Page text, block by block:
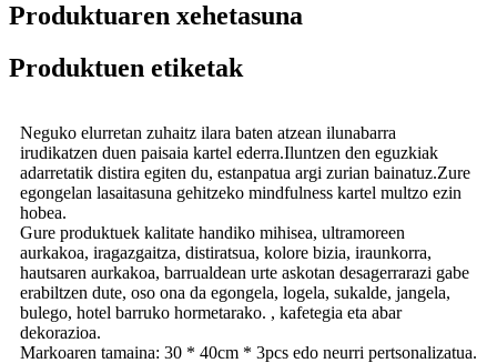
Produktuaren xehetasuna
Produktuen etiketak
Neguko elurretan zuhaitz ilara baten atzean ilunabarra
irudikatzen duen paisaia kartel ederra.Iluntzen den eguzkiak
adarretatik distira egiten du, estanpatua argi zurian bainatuz.Zure
egongelan lasaitasuna gehitzeko mindfulness kartel multzo ezin
hobea.
Gure produktuek kalitate handiko mihisea, ultramoreen
aurkakoa, iragazgaitza, distiratsua, kolore bizia, iraunkorra,
hautsaren aurkakoa, barrualdean urte askotan desagerrarazi gabe
erabiltzen dute, oso ona da egongela, logela, sukalde, jangela,
bulego, hotel barruko hormetarako. , kafetegia eta abar
dekorazioa.
Markoaren tamaina: 30 * 40cm * 3pcs edo neurri pertsonalizatua.